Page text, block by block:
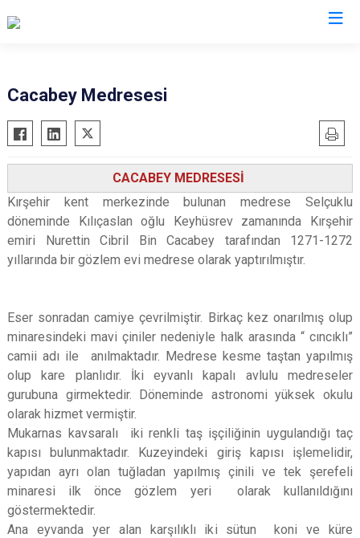
Cacabey Medresesi
CACABEY MEDRESESİ
Kırşehir kent merkezinde bulunan medrese Selçuklu
döneminde Kılıçaslan oğlu Keyhüsrev zamanında Kırşehir
emiri Nurettin Cibril Bin Cacabey tarafından 1271-1272
yıllarında bir gözlem evi medrese olarak yaptırılmıştır.
Eser sonradan camiye çevrilmiştir. Birkaç kez onarılmış olup
minaresindeki mavi çiniler nedeniyle halk arasında “ cıncıklı”
camii adı ile anılmaktadır. Medrese kesme taştan yapılmış
olup kare planlıdır. İki eyvanlı kapalı avlulu medreseler
gurubuna girmektedir. Döneminde astronomi yüksek okulu
olarak hizmet vermiştir.
Mukarnas kavsaralı iki renkli taş işçiliğinin uygulandığı taç
kapısı bulunmaktadır. Kuzeyindeki giriş kapısı işlemelidir,
yapıdan ayrı olan tuğladan yapılmış çinili ve tek şerefeli
minaresi ilk önce gözlem yeri olarak kullanıldığını
göstermektedir.
Ana eyvanda yer alan karşılıklı iki sütun koni ve küre